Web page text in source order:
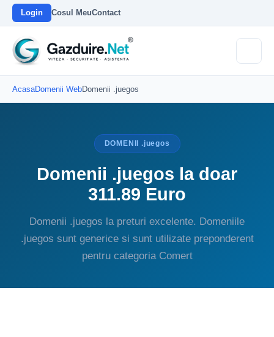
Login Cosul MeuContact
AcasaDomenii WebDomenii .juegos
DOMENII .juegos
Domenii .juegos la doar
311.89 Euro
Domenii .juegos la preturi excelente. Domeniile
.juegos sunt generice si sunt utilizate preponderent
pentru categoria Comert